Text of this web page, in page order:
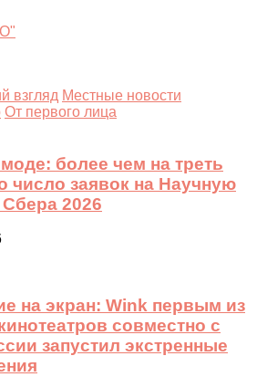
взгляд Местные новости
От первого лица
более чем на треть
число заявок на Научную
2026
на экран: Wink первым из
совместно с
запустил экстренные